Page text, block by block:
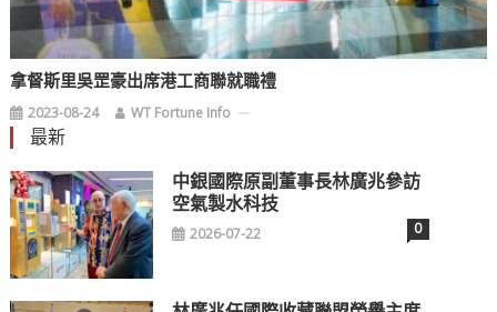
拿督斯里吳罡豪出席港工商聯就職禮
2023-08-24 WT Fortune Info
最新
中銀國際原副董事長林廣兆參訪
空氣製水科技
2026-07-22 0